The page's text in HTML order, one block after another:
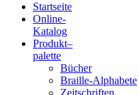
Blindenschrift-
Verlag
Startseite
Online-
Katalog
Produkt–
palette
Bücher
Braille-Alphabete
Zeitschriften